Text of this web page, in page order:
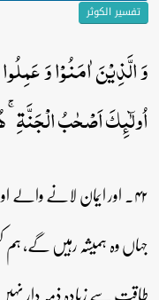
تفسیر الکوثر
وَ الَّذِیۡنَ اٰمَنُوۡا وَ
اُولٰٓئِکَ اَصۡحٰبُ الۡجَنَّۃِ
۴۲۔ اور ایمان لانے
جہاں وہ ہمیشہ رہیں گے،